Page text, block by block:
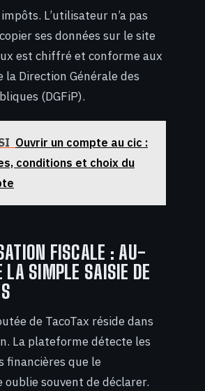
L’utilisateur n’a pas
ses données sur le site
est chiffré et conforme aux
la Direction Générale des
(DGFiP).
Ouvrir un compte au cic :
conditions et choix du
FISCALE : AU-
LA SIMPLE SAISIE DE
de TacoTax réside dans
La plateforme détecte les
financières que le
souvent de déclarer.